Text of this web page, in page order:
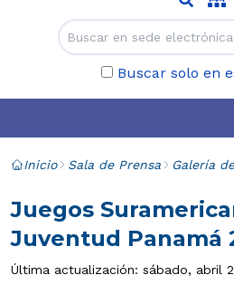
Buscar solo en
Inicio Sala de Prensa Galería
Juegos
Juventud Panamá
Última actualización: sábado, abril